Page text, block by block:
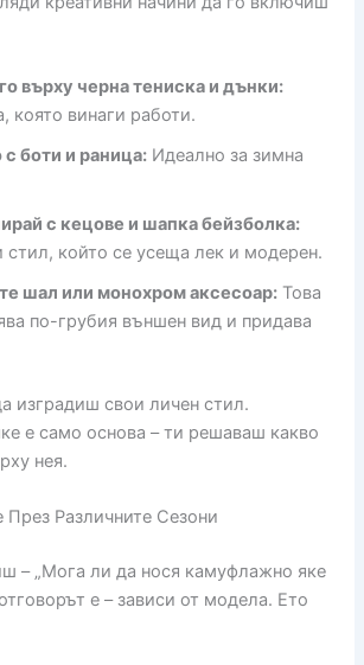
върху черна тениска и дънки:
която винаги работи.
с боти и раница: Идеално за зимна
с кецове и шапка бейзболка:
стил, който се усеща лек и модерен.
шал или монохром аксесоар: Това
по-грубия външен вид и придава
изградиш свои личен стил.
е само основа – ти решаваш какво
нея.
Различните Сезони
– „Мога ли да нося камуфлажно яке
е – зависи от модела. Ето